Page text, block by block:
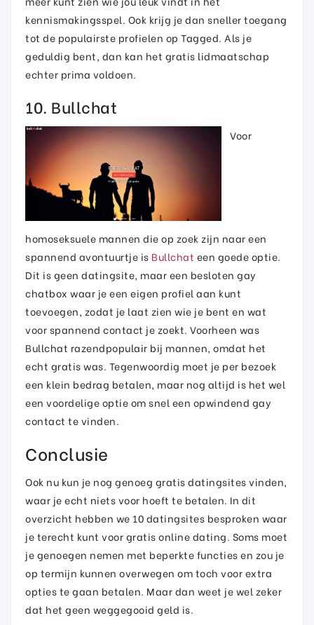
kennismakingsspel. Ook krijg je dan sneller toegang
tot de populairste profielen op Tagged. Als je
geduldig bent, dan kan het gratis lidmaatschap
echter prima voldoen.
10. Bullchat
Voor
homoseksuele mannen die op zoek zijn naar een
spannend avontuurtje is Bullchat een goede optie.
Dit is geen datingsite, maar een besloten gay
chatbox waar je een eigen profiel aan kunt
toevoegen, zodat je laat zien wie je bent en wat
voor spannend contact je zoekt. Voorheen was
Bullchat razendpopulair bij mannen, omdat het
echt gratis was. Tegenwoordig moet je per bezoek
een klein bedrag betalen, maar nog altijd is het wel
een voordelige optie om snel een opwindend gay
contact te vinden.
Conclusie
Ook nu kun je nog genoeg gratis datingsites vinden,
waar je echt niets voor hoeft te betalen. In dit
overzicht hebben we 10 datingsites besproken waar
je terecht kunt voor gratis online dating. Soms moet
je genoegen nemen met beperkte functies en zou je
op termijn kunnen overwegen om toch voor extra
opties te gaan betalen. Maar dan weet je wel zeker
dat het geen weggegooid geld is.